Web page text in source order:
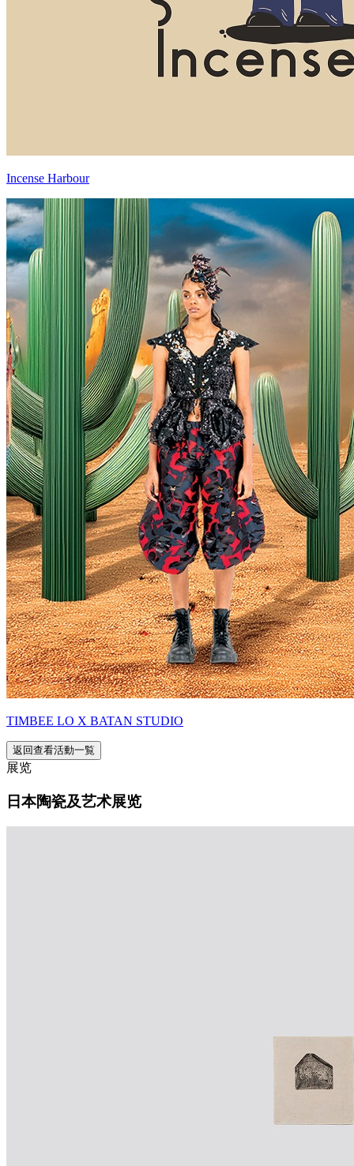
Incense Harbour
TIMBEE LO X BATAN STUDIO
返回查看活動一覧
展览
日本陶瓷及艺术展览